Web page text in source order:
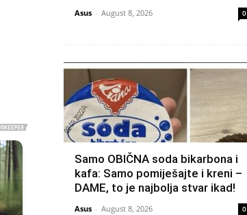
Asus - August 8, 2026 0
Samo OBIČNA soda bikarbona i
kafa: Samo pomiješajte i kreni –
DAME, to je najbolja stvar ikad!
Asus - August 8, 2026 0